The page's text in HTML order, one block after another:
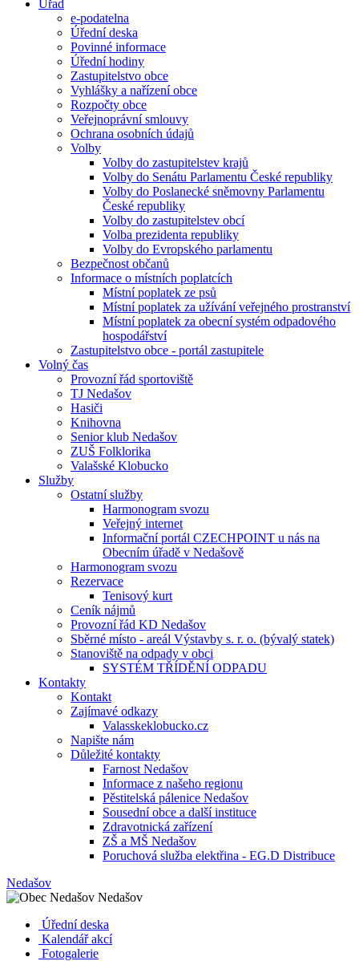
Úřad
e-podatelna
Úřední deska
Povinné informace
Úřední hodiny
Zastupitelstvo obce
Vyhlášky a nařízení obce
Rozpočty obce
Veřejnoprávní smlouvy
Ochrana osobních údajů
Volby
Volby do zastupitelstev krajů
Volby do Senátu Parlamentu České republiky
Volby do Poslanecké sněmovny Parlamentu
České republiky
Volby do zastupitelstev obcí
Volba prezidenta republiky
Volby do Evropského parlamentu
Bezpečnost občanů
Informace o místních poplatcích
Místní poplatek ze psů
Místní poplatek za užívání veřejného prostranství
Místní poplatek za obecní systém odpadového
hospodářství
Zastupitelstvo obce - portál zastupitele
Volný čas
Provozní řád sportoviště
TJ Nedašov
Hasiči
Knihovna
Senior klub Nedašov
ZUŠ Folklorika
Valašské Klobucko
Služby
Ostatní služby
Harmonogram svozu
Veřejný internet
Informační portál CZECHPOINT u nás na
Obecním úřadě v Nedašově
Harmonogram svozu
Rezervace
Tenisový kurt
Ceník nájmů
Provozní řád KD Nedašov
Sběrné místo - areál Výstavby s. r. o. (bývalý statek)
Stanoviště na odpady v obci
SYSTÉM TŘÍDĚNÍ ODPADU
Kontakty
Kontakt
Zajímavé odkazy
Valasskeklobucko.cz
Napište nám
Důležité kontakty
Farnost Nedašov
Informace z našeho regionu
Pěstitelská pálenice Nedašov
Sousední obce a další instituce
Zdravotnická zařízení
ZŠ a MŠ Nedašov
Poruchová služba elektřina - EG.D Distribuce
Nedašov
Nedašov
Úřední deska
Kalendář akcí
Fotogalerie